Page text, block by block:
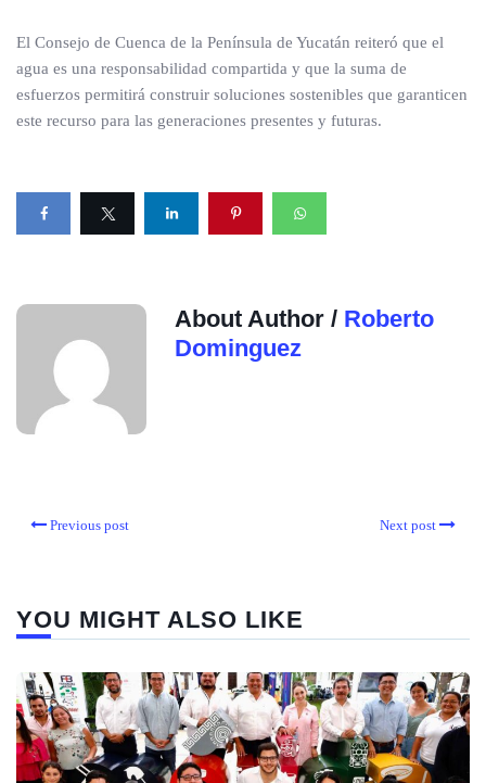
El Consejo de Cuenca de la Península de Yucatán reiteró que el
agua es una responsabilidad compartida y que la suma de
esfuerzos permitirá construir soluciones sostenibles que garanticen
este recurso para las generaciones presentes y futuras.
About Author / Roberto
Dominguez
Previous post Next post
YOU MIGHT ALSO LIKE